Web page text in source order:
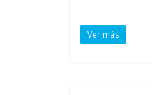
Ver más